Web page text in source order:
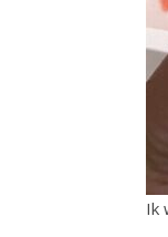
Ik